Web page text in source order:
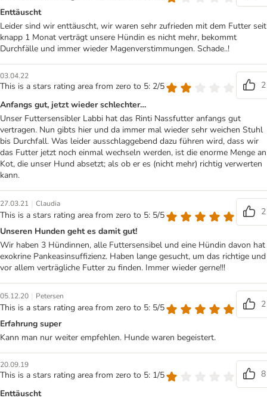
Enttäuscht
Leider sind wir enttäuscht, wir waren sehr zufrieden mit dem Futter seit
knapp 1 Monat verträgt unsere Hündin es nicht mehr, bekommt
Durchfälle und immer wieder Magenverstimmungen. Schade..!
03.04.22
This is a stars rating area from zero to 5: 2/5
2
Anfangs gut, jetzt wieder schlechter…
Unser Futtersensibler Labbi hat das Rinti Nassfutter anfangs gut
vertragen. Nun gibts hier und da immer mal wieder sehr weichen Stuhl
bis Durchfall. Was leider ausschlaggebend dazu führen wird, dass wir
das Futter jetzt noch einmal wechseln werden, ist die enorme Menge an
Kot, die unser Hund absetzt; als ob er es (nicht mehr) richtig verwerten
kann.
27.03.21 | Claudia
This is a stars rating area from zero to 5: 5/5
2
Unseren Hunden geht es damit gut!
Wir haben 3 Hündinnen, alle Futtersensibel und eine Hündin davon hat
exokrine Pankeasinsuffizienz. Haben lange gesucht, um das richtige und
vor allem verträgliche Futter zu finden. Immer wieder gerne!!!
05.12.20 | Petersen
This is a stars rating area from zero to 5: 5/5
2
Erfahrung super
Kann man nur weiter empfehlen. Hunde waren begeistert.
20.09.19
This is a stars rating area from zero to 5: 1/5
8
Enttäuscht